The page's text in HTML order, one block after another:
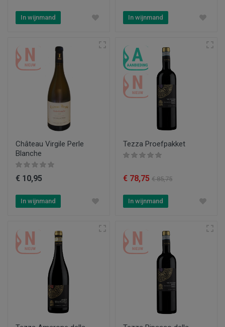
In wijnmand In wijnmand
Château Virgile Perle
Blanche
€ 10,95
In wijnmand
Tezza Proefpakket
€ 78,75 € 85,75
In wijnmand